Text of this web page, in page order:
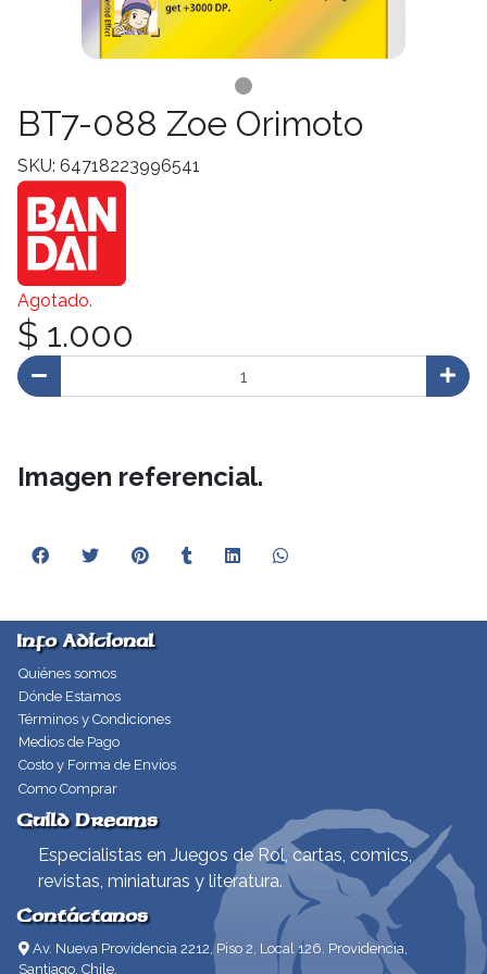
BT7-088 Zoe Orimoto
SKU: 64718223996541
Agotado.
$ 1.000
Imagen referencial.
Info Adicional
Quiénes somos
Dónde Estamos
Términos y Condiciones
Medios de Pago
Costo y Forma de Envíos
Como Comprar
Guild Dreams
Especialistas en Juegos de Rol, cartas, comics,
revistas, miniaturas y literatura.
Contáctanos
Av. Nueva Providencia 2212, Piso 2, Local 126. Providencia,
Santiago, Chile.